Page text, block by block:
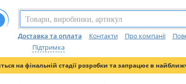
Доставка та оплата Контакти Про компанії
Підтримка
на фінальній стадії розробки та запрацює в